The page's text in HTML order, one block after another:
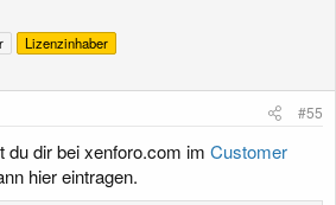
Lizenzinhaber
#55
du dir bei xenforo.com im Customer
hier eintragen.